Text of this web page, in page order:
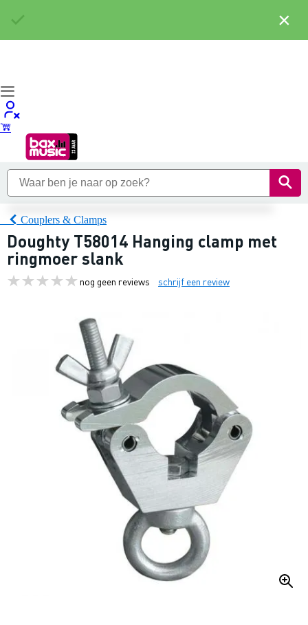
Couplers & Clamps
Doughty T58014 Hanging clamp met
ringmoer slank
nog geen reviews schrijf een review
×